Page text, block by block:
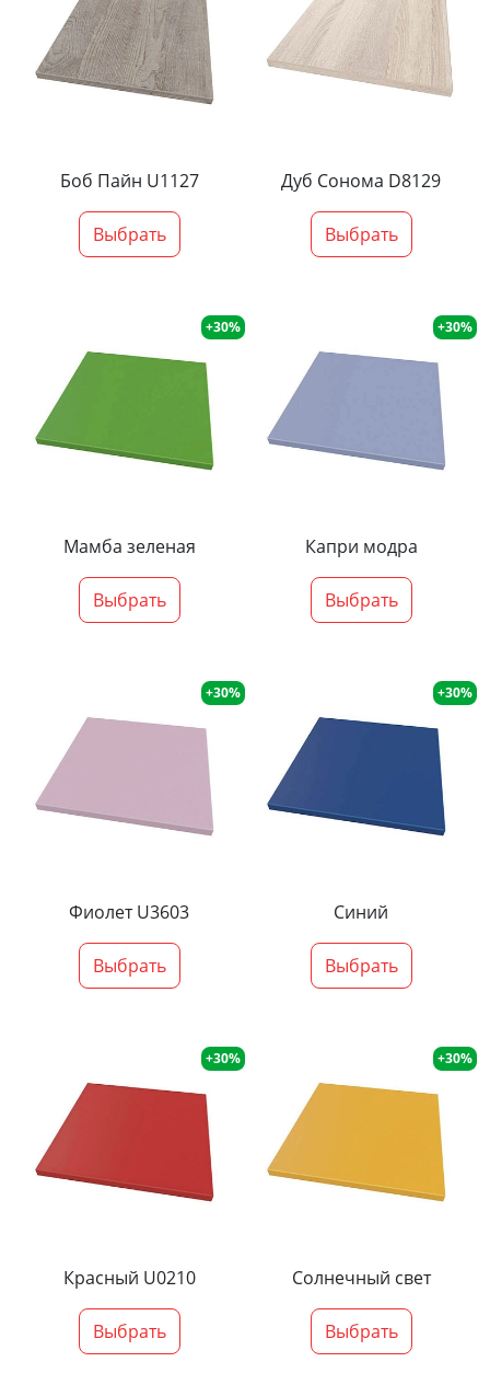
Боб Пайн U1127
Выбрать
Дуб Сонома D8129
Выбрать
+30%
Мамба зеленая
Выбрать
+30%
Капри модра
Выбрать
+30%
Фиолет U3603
Выбрать
+30%
Синий
Выбрать
+30%
Красный U0210
Выбрать
+30%
Солнечный свет
Выбрать